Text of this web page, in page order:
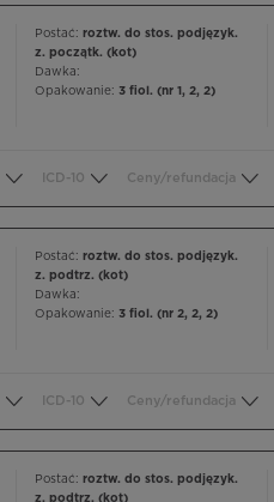
Postać: roztw. do stos. podjęzyk.
z. początk. (kot)
Dawka:
Opakowanie: 3 fiol. (nr 1, 2, 2)
ICD-10 Ceny/refundacja
Postać: roztw. do stos. podjęzyk.
z. podtrz. (kot)
Dawka:
Opakowanie: 3 fiol. (nr 2, 2, 2)
ICD-10 Ceny/refundacja
Postać: roztw. do stos. podjęzyk.
z. podtrz. (kot)